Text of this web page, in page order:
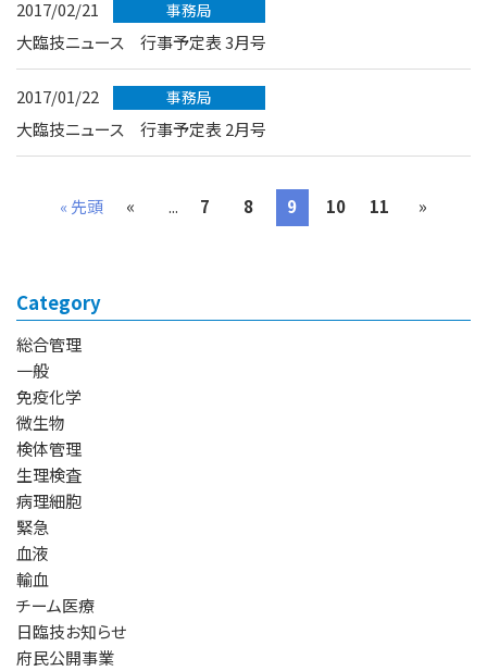
2017/02/21 事務局
大臨技ニュース 行事予定表 3月号
2017/01/22 事務局
大臨技ニュース 行事予定表 2月号
« 先頭 « ... 7 8 9 10 11 »
Category
総合管理
一般
免疫化学
微生物
検体管理
生理検査
病理細胞
緊急
血液
輸血
チーム医療
日臨技お知らせ
府民公開事業